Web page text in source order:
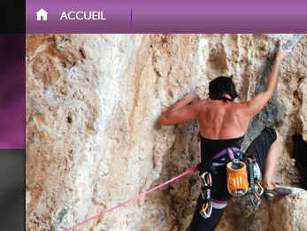
Accueil